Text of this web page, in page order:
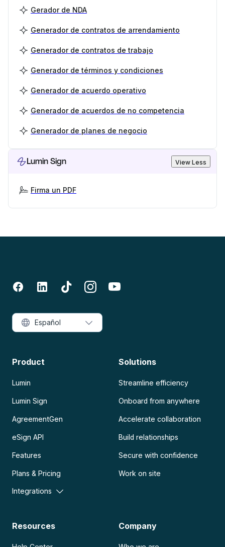
Gerador de NDA
Generador de contratos de arrendamiento
Generador de contratos de trabajo
Generador de términos y condiciones
Generador de acuerdo operativo
Generador de acuerdos de no competencia
Generador de planes de negocio
Lumin Sign View Less
Firma un PDF
Product
Lumin
Lumin Sign
AgreementGen
eSign API
Features
Plans & Pricing
Integrations
Solutions
Streamline efficiency
Onboard from anywhere
Accelerate collaboration
Build relationships
Secure with confidence
Work on site
Resources Company
Español